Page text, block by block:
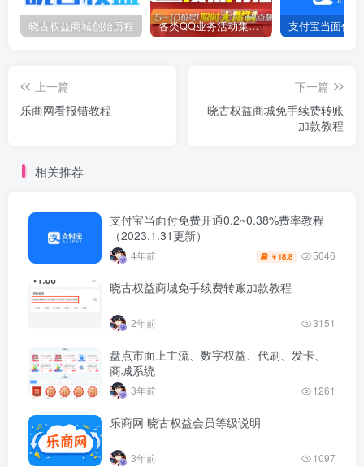
晓古权益商城创始历程 各类QQ业务活动集合（2023.1.13更新）
上一篇
乐商网看报错教程
下一篇
晓古权益商城免手续费转账
加款教程
相关推荐
支付宝当面付免费开通0.2~0.38%费率教程
（2023.1.31更新）
4年前 ￥ 18.8 5046
晓古权益商城免手续费转账加款教程
2年前 3151
盘点市面上主流、数字权益、代刷、发卡、
商城系统
3年前 1261
乐商网 晓古权益会员等级说明
3年前 1097